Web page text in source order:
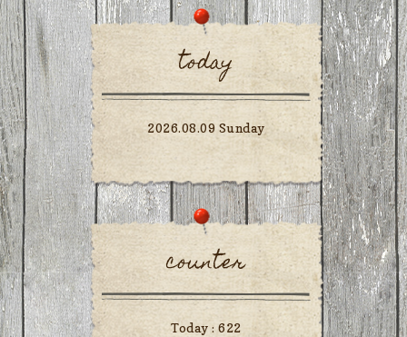
today
2026.08.09 Sunday
counter
Today :622